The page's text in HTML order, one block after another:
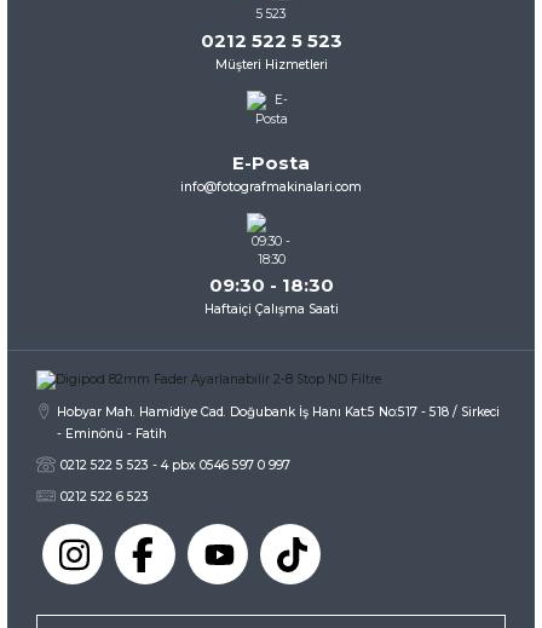
Görüş ve önerileriniz için teşekkür ederiz.
Ürün resmi kalitesiz, bozuk veya görüntülenemiyor.
Ürün açıklamasında eksik bilgiler bulunuyor.
Ürün fiyatı diğer sitelerden daha pahalı.
0212 522 5 523
Müşteri Hizmetleri
E-Posta
info@fotografmakinalari.com
09:30 - 18:30
Haftaiçi Çalışma Saati
Hobyar Mah. Hamidiye Cad. Doğubank İş Hanı Kat:5 No:517 - 518 / Sirkeci
- Eminönü - Fatih
0212 522 5 523 - 4 pbx 0546 597 0 997
0212 522 6 523